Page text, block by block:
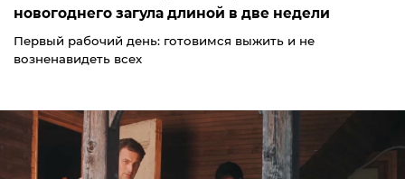
новогоднего загула длиной в две недели
Первый рабочий день: готовимся выжить и не
возненавидеть всех